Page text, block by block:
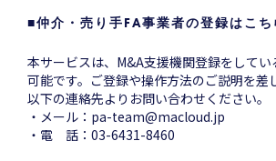
■仲介・売り手FA事業者の登録はこち
本サービスは、M&A支援機関登録をして
可能です。ご登録や操作方法のご説明を差
以下の連絡先よりお問い合わせください。
・メール：pa-team@macloud.jp
・電 話：03-6431-8460